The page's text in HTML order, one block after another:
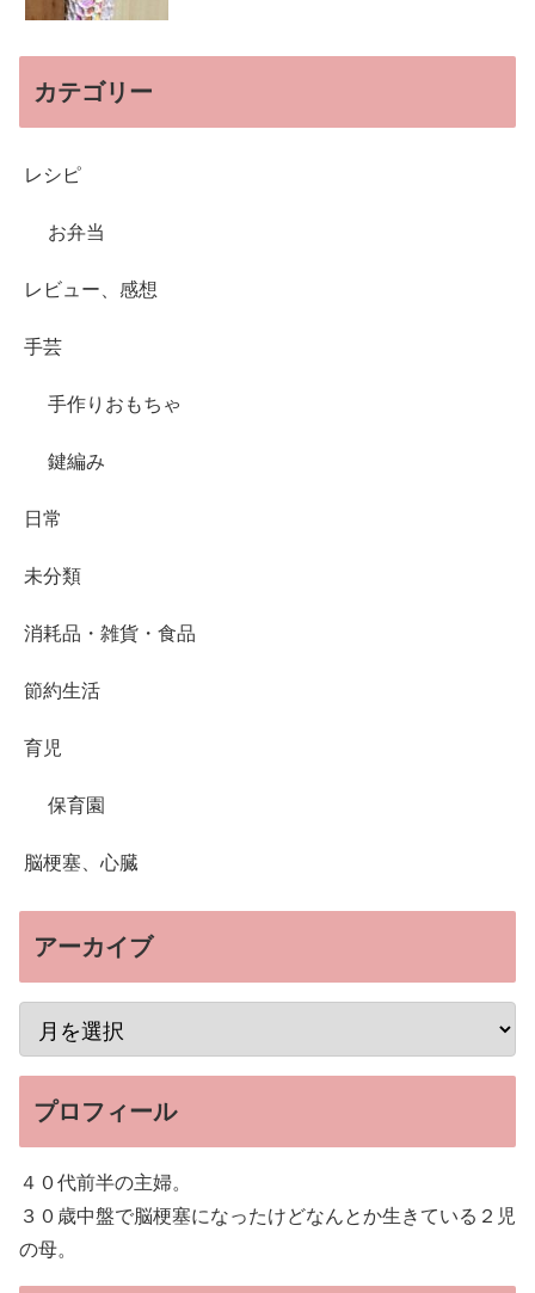
カテゴリー
レシピ
お弁当
レビュー、感想
手芸
手作りおもちゃ
鍵編み
日常
未分類
消耗品・雑貨・食品
節約生活
育児
保育園
脳梗塞、心臓
アーカイブ
プロフィール
４０代前半の主婦。
３０歳中盤で脳梗塞になったけどなんとか生きている２児
の母。